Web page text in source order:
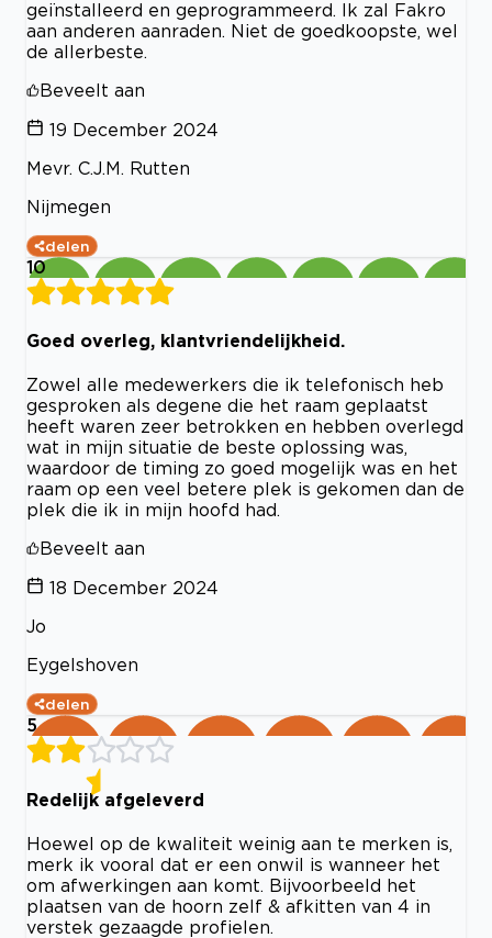
geïnstalleerd en geprogrammeerd. Ik zal Fakro
aan anderen aanraden. Niet de goedkoopste, wel
de allerbeste.
Beveelt aan
19 December 2024
Mevr. C.J.M. Rutten
Nijmegen
delen
10
Goed overleg, klantvriendelijkheid.
Zowel alle medewerkers die ik telefonisch heb
gesproken als degene die het raam geplaatst
heeft waren zeer betrokken en hebben overlegd
wat in mijn situatie de beste oplossing was,
waardoor de timing zo goed mogelijk was en het
raam op een veel betere plek is gekomen dan de
plek die ik in mijn hoofd had.
Beveelt aan
18 December 2024
Jo
Eygelshoven
delen
5
Redelijk afgeleverd
Hoewel op de kwaliteit weinig aan te merken is,
merk ik vooral dat er een onwil is wanneer het
om afwerkingen aan komt. Bijvoorbeeld het
plaatsen van de hoorn zelf & afkitten van 4 in
verstek gezaagde profielen.